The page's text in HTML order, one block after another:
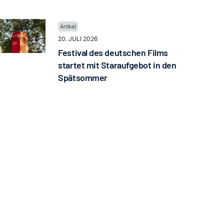
20. JULI 2026
Festival des deutschen Films
startet mit Staraufgebot in den
Spätsommer